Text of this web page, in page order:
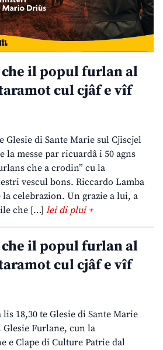
che il popul furlan al
cul cjâf e vîf
Glesie di Sante Marie sul Cjiscjel
la messe par ricuardâ i 50 agns
che a crodin” cu la
vescul bons. Riccardo Lamba
la celebrazion. Un grazie a lui, a
che […] lei di plui +
che il popul furlan al
cul cjâf e vîf
18,30 te Glesie di Sante Marie
Furlane, cun la
e Clape di Culture Patrie dal